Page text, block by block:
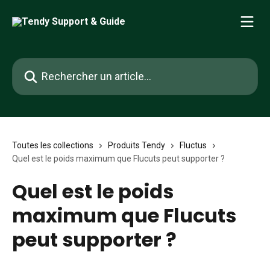
Rechercher un article...
Toutes les collections Produits Tendy
Fluctus
Quel est le poids maximum que Flucuts peut supporter ?
Quel est le poids
maximum que Flucuts
peut supporter ?